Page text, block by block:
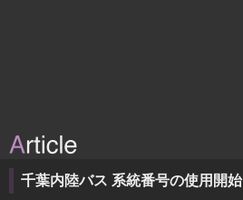
千葉内陸バス 系統番号の使用開始